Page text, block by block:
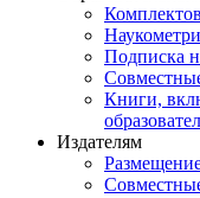
Подписка
Книги,
Издателям